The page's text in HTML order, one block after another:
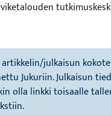
artikkelin/julkaisun
Jukuriin. Julkaisun
olla linkki toisaalle